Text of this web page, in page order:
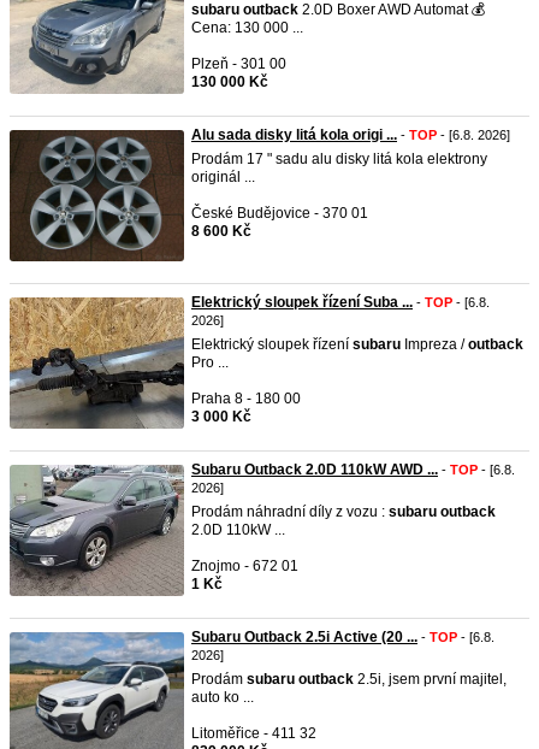
subaru outback 2.0D Boxer AWD Automat 💰
Cena: 130 000 ...
Plzeň - 301 00
130 000 Kč
Alu sada disky litá kola origi ... - TOP - [6.8. 2026]
Prodám 17 " sadu alu disky litá kola elektrony
originál ...
České Budějovice - 370 01
8 600 Kč
Elektrický sloupek řízení Suba ... - TOP - [6.8.
2026]
Elektrický sloupek řízení subaru Impreza /outback
Pro ...
Praha 8 - 180 00
3 000 Kč
Subaru Outback 2.0D 110kW AWD ... - TOP - [6.8.
2026]
Prodám náhradní díly z vozu : subaru outback
2.0D 110kW ...
Znojmo - 672 01
1 Kč
Subaru Outback 2.5i Active (20 ... - TOP - [6.8.
2026]
Prodám subaru outback 2.5i, jsem první majitel,
auto ko ...
Litoměřice - 411 32